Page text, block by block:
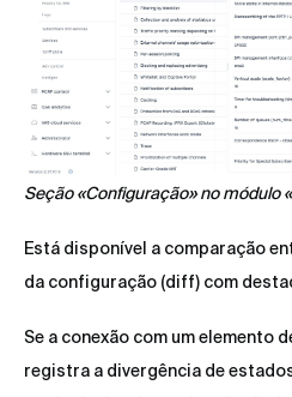
Seção «Configuração» no módulo
Está disponível a comparação
da configuração (diff) com
Se a conexão com um elemento
registra a divergência de